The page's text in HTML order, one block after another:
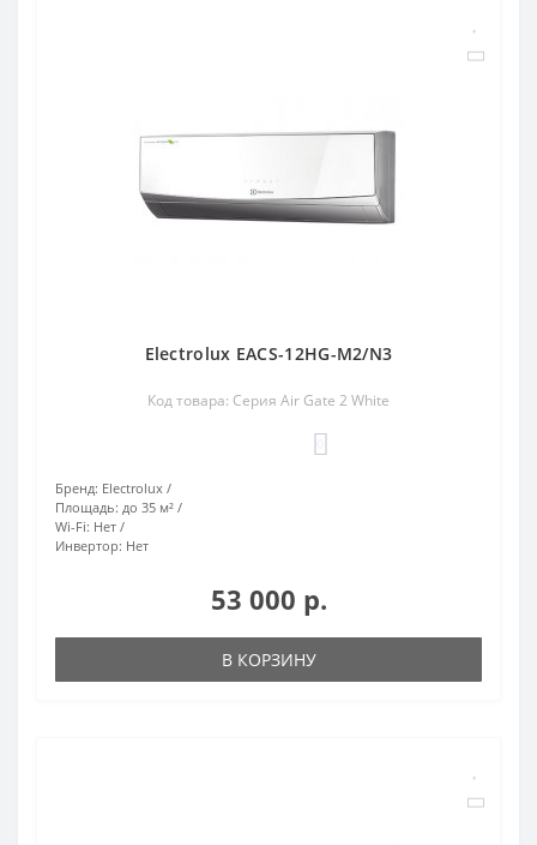
Electrolux EACS-12HG-M2/N3
Код товара: Серия Air Gate 2 White
Бренд: Electrolux
Площадь: до 35 м²
Wi-Fi: Нет
Инвертор: Нет
53 000 р.
В КОРЗИНУ